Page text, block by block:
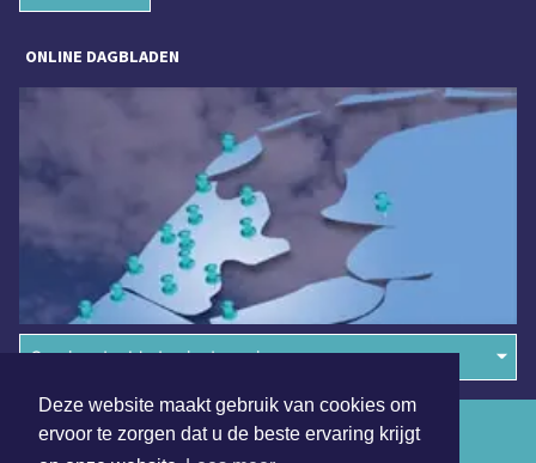
Deze website maakt gebruik van cookies om
ervoor te zorgen dat u de beste ervaring krijgt
ONLINE DAGBLADEN
Overige dagbladen in de regio
Algemene voorwaarden